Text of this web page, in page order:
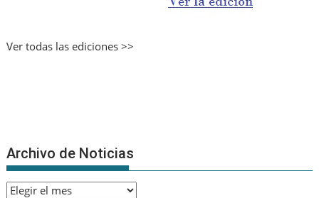
Ver todas las ediciones >>
Archivo de Noticias
Archivo